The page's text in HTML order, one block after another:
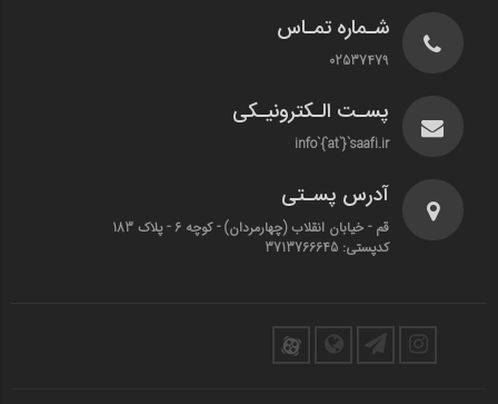
شـماره تمـاس
02537479
پسـت الـکترونیـکی
info`{`at`}`saafi.ir
آدرس پسـتی
قم - خیابان انقلاب (چهارمردان)‌ - کوچه 6 - پلاک 183
کدپستی: 3713766645